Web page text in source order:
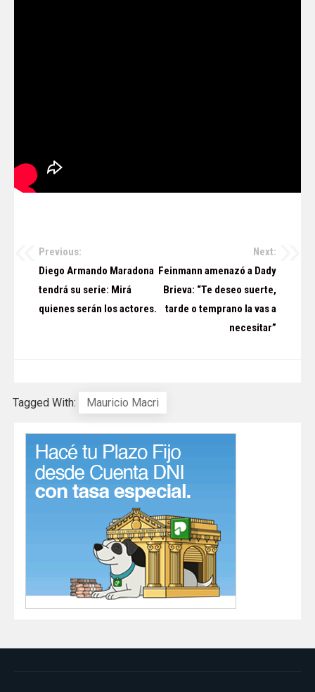
Navegación
entradas
Previous:
Diego Armando Maradona
tendrá su serie: Mirá
quienes serán los actores.
Next:
Feinmann amenazó a Dady
Brieva: “Te deseo suerte,
tarde o temprano la vas a
necesitar”
Tagged With: Mauricio Macri